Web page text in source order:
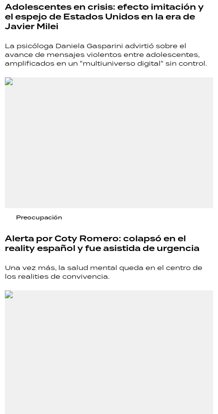
Adolescentes en crisis: efecto imitación y
el espejo de Estados Unidos en la era de
Javier Milei
La psicóloga Daniela Gasparini advirtió sobre el
avance de mensajes violentos entre adolescentes,
amplificados en un "multiuniverso digital" sin control.
Preocupación
Alerta por Coty Romero: colapsó en el
reality español y fue asistida de urgencia
Una vez más, la salud mental queda en el centro de
los realities de convivencia.